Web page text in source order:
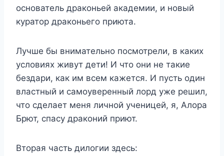
основатель драконьей академии, и новый
куратор драконьего приюта.
Лучше бы внимательно посмотрели, в каких
условиях живут дети! И что они не такие
бездари, как им всем кажется. И пусть один
властный и самоуверенный лорд уже решил,
что сделает меня личной ученицей, я, Алора
Брют, спасу драконий приют.
Вторая часть дилогии здесь: